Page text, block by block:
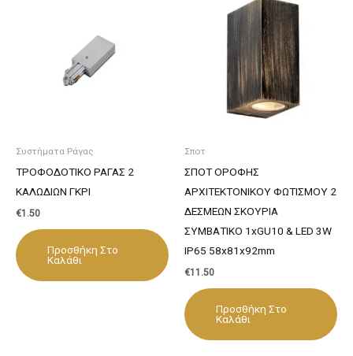
Συστήματα Ράγας
ΤΡΟΦΟΔΟΤΙΚΟ ΡΑΓΑΣ 2
ΚΑΛΩΔΙΩΝ ΓΚΡΙ
€1.50
Προσθήκη Στο
Καλάθι
Σποτ
ΣΠΟΤ ΟΡΟΦΗΣ
ΑΡΧΙΤΕΚΤΟΝΙΚΟΥ ΦΩΤΙΣΜΟΥ 2
ΔΕΣΜΕΩΝ ΣΚΟΥΡΙΑ
ΣΥΜΒΑΤΙΚΟ 1xGU10 & LED 3W
IP65 58x81x92mm
€11.50
Προσθήκη Στο
Καλάθι